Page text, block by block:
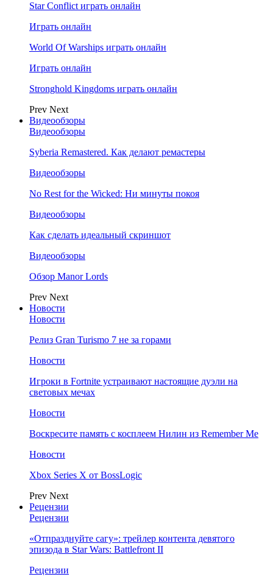
Star Conflict играть онлайн
Играть онлайн
World Of Warships играть онлайн
Играть онлайн
Stronghold Kingdoms играть онлайн
Prev Next
Видеообзоры
Видеообзоры
Syberia Remastered. Как делают ремастеры
Видеообзоры
No Rest for the Wicked: Ни минуты покоя
Видеообзоры
Как сделать идеальный скриншот
Видеообзоры
Обзор Manor Lords
Prev Next
Новости
Новости
Релиз Gran Turismo 7 не за горами
Новости
Игроки в Fortnite устраивают настоящие дуэли на
световых мечах
Новости
Воскресите память с косплеем Нилин из Remember Me
Новости
Xbox Series X от BossLogic
Prev Next
Рецензии
Рецензии
«Отпразднуйте сагу»: трейлер контента девятого
эпизода в Star Wars: Battlefront II
Рецензии